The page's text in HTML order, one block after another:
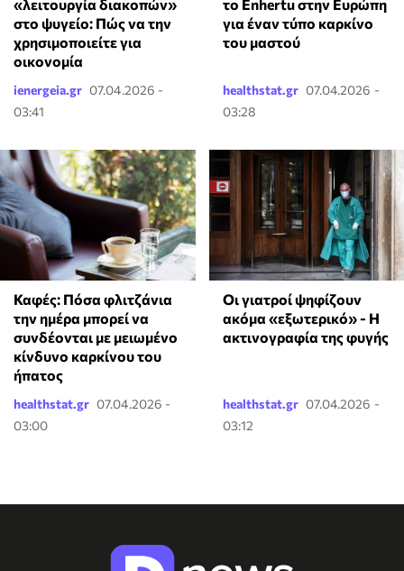
«λειτουργία διακοπών»
στο ψυγείο: Πώς να την
χρησιμοποιείτε για
οικονομία
ienergeia.gr 07.04.2026 -
03:41
το Enhertu στην Ευρώπη
για έναν τύπο καρκίνο
του μαστού
healthstat.gr 07.04.2026 -
03:28
Καφές: Πόσα φλιτζάνια
την ημέρα μπορεί να
συνδέονται με μειωμένο
κίνδυνο καρκίνου του
ήπατος
healthstat.gr 07.04.2026 -
03:00
Οι γιατροί ψηφίζουν
ακόμα «εξωτερικό» - Η
ακτινογραφία της φυγής
healthstat.gr 07.04.2026 -
03:12